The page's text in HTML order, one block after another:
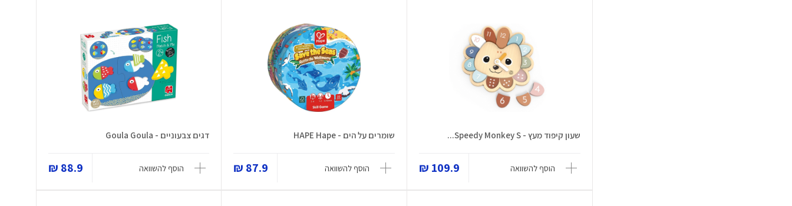
שעון קיפוד מעץ - Speedy Monkey S...
הוסף להשוואה 109.9 ₪
שומרים על הים - HAPE Hape
הוסף להשוואה 87.9 ₪
דגים צבעוניים - Goula Goula
הוסף להשוואה 88.9 ₪